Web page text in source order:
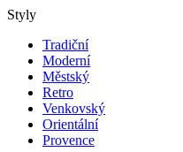
Styly
Tradiční
Moderní
Městský
Retro
Venkovský
Orientální
Provence